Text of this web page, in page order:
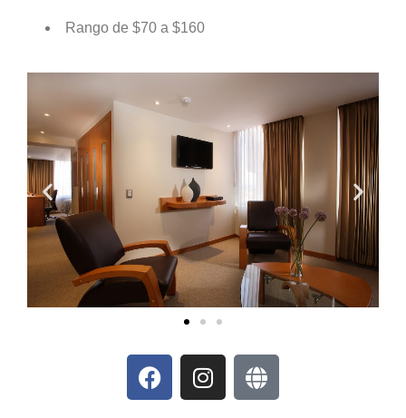
Rango de $70 a $160